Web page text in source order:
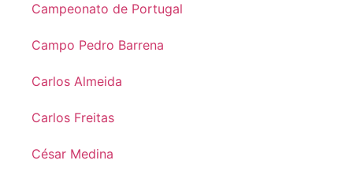
Campeonato de Portugal
Campo Pedro Barrena
Carlos Almeida
Carlos Freitas
César Medina